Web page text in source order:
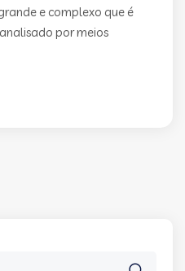
e complexo que é
por meios